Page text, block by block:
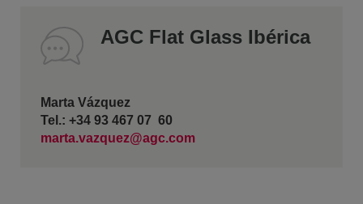
AGC Flat Glass Ibérica
Marta Vázquez
Tel.: +34 93 467 07 60
marta.vazquez@agc.com